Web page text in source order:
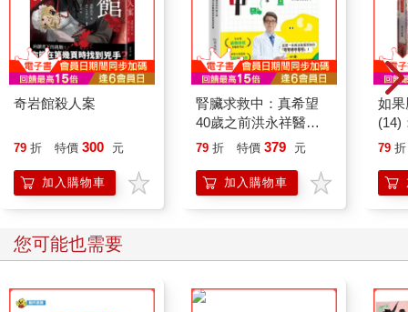
奇岩館殺人案
79 折 特價 300 元
加入購物車
腎臟求救中：真希望
40歲之前洪永祥醫師
就告訴我這些事
79 折 特價 379 元
加入購物車
如
(14)
貓
79 折
您可能也需要